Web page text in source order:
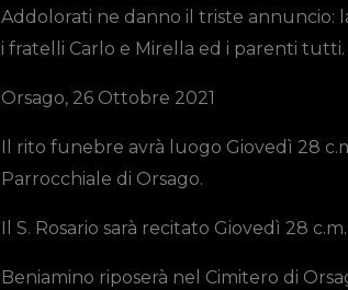
Addolorati ne danno il triste annuncio:
i fratelli Carlo e Mirella ed i parenti tutti.
Orsago, 26 Ottobre 2021
Il rito funebre avrà luogo Giovedì 28
Parrocchiale di Orsago.
Il S. Rosario sarà recitato Giovedì 28
Beniamino riposerà nel Cimitero di